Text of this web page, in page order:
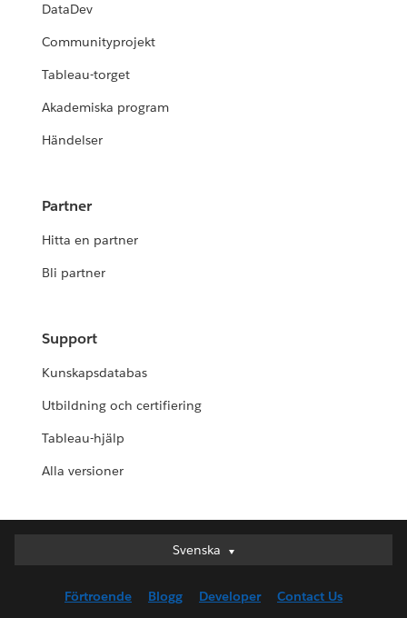
DataDev
Communityprojekt
Tableau-torget
Akademiska program
Händelser
Partner
Hitta en partner
Bli partner
Support
Kunskapsdatabas
Utbildning och certifiering
Tableau-hjälp
Alla versioner
Svenska
Svenska
English (UK)
Förtroende Blogg Developer Contact Us